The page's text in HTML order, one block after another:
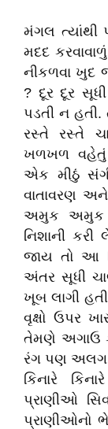
મંગલ ત્યાંથી
મદદ
નીકળવા ખુદ
? દૂર દૂર
પડતી ન
રસ્તે રસ્તે
ખળખળ વહેતું
એક મીઠું
વાતાવરણ
અમુક અમુક
નિશાની
જાય તો આ
અંતર સૂધી
ખૂબ લાગી
વૃક્ષો ઉપર
તેમણે અગાઉ
રંગ પણ અલગ
કિનારે
પ્રાણીઓ
પ્રાણીઓનો